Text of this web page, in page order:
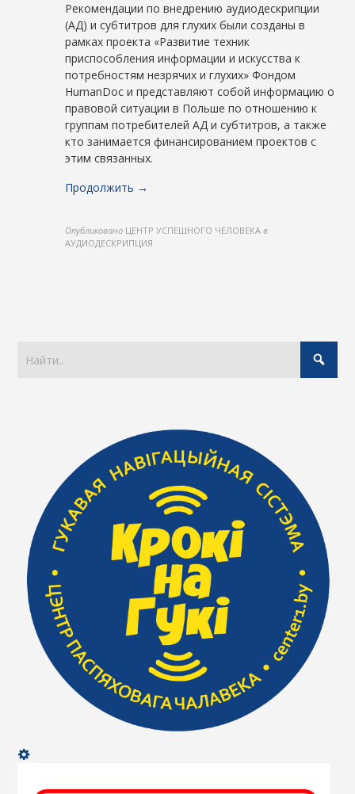
Рекомендации по внедрению аудиодескрипции
(АД) и субтитров для глухих были созданы в
рамках проекта «Развитие техник
приспособления информации и искусства к
потребностям незрячих и глухих» Фондом
HumanDoc и представляют собой информацию о
правовой ситуации в Польше по отношению к
группам потребителей АД и субтитров, а также
кто занимается финансированием проектов с
этим связанных.
Продолжить →
Опубликовано ЦЕНТР УСПЕШНОГО ЧЕЛОВЕКА в
АУДИОДЕСКРИПЦИЯ